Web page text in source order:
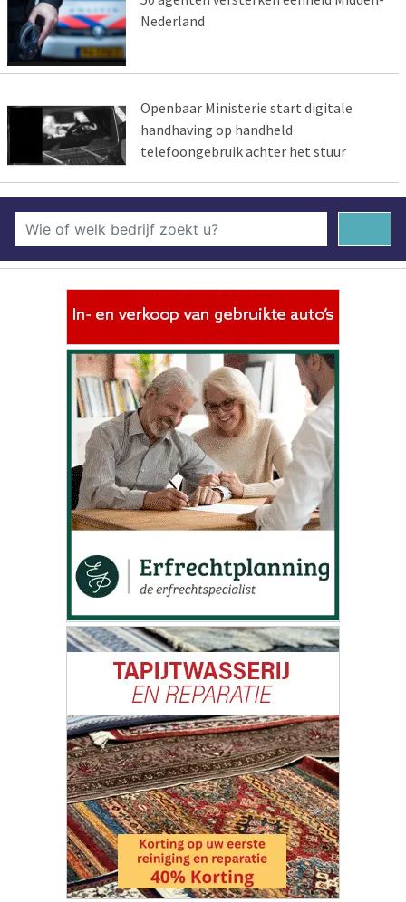
Nederland
Openbaar Ministerie start digitale
handhaving op handheld
telefoongebruik achter het stuur